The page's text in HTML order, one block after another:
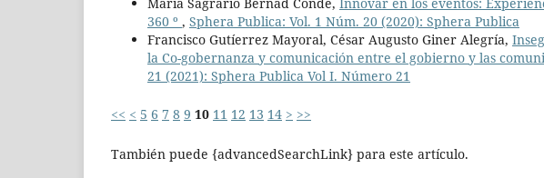
360 º , Sphera Publica: Vol. 1 Núm. 20 (2020): Sphera Publica
Francisco Gutíerrez Mayoral, César Augusto Giner Alegría,
la Co-gobernanza y comunicación entre el gobierno y las
21 (2021): Sphera Publica Vol I. Número 21
<< < 5 6 7 8 9 10 11 12 13 14 > >>
También puede {advancedSearchLink} para este artículo.